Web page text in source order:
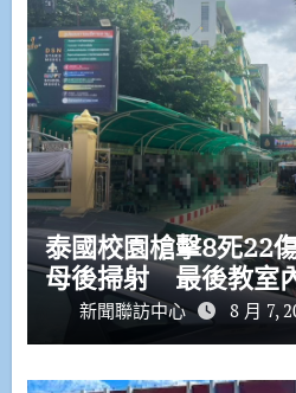
泰國校園槍擊8死22
母後掃射 最後教室
新聞聯訪中心 8 月 7,